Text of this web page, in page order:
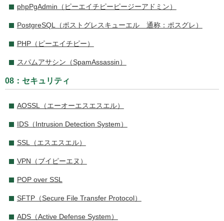
phpPgAdmin（ピーエイチピーピージーアドミン）
PostgreSQL（ポストグレスキューエル 通称：ポスグレ）
PHP（ピーエイチピー）
スパムアサシン（SpamAssassin）
08：セキュリティ
AOSSL（エーオーエスエスエル）
IDS（Intrusion Detection System）
SSL（エスエスエル）
VPN（ブイピーエヌ）
POP over SSL
SFTP（Secure File Transfer Protocol）
ADS（Active Defense System）